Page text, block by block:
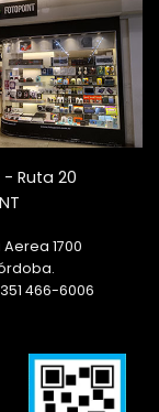
- Ruta 20
Aerea 1700
466-6006